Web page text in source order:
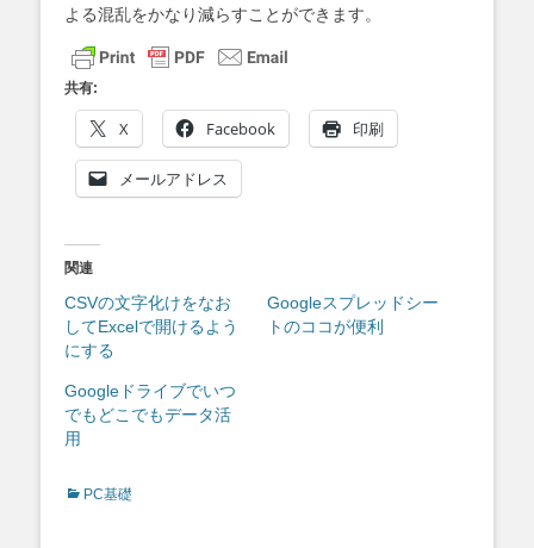
よる混乱をかなり減らすことができます。
共有:
X Facebook 印刷
メールアドレス
関連
CSVの文字化けをなお
してExcelで開けるよう
にする
Googleスプレッドシー
トのココが便利
Googleドライブでいつ
でもどこでもデータ活
用
Categories
PC基礎